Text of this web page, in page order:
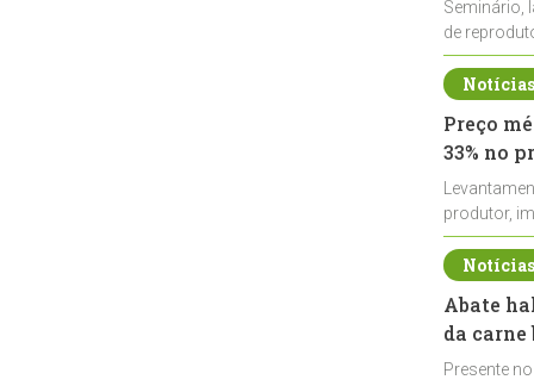
Seminário,
de
durante a
Preço
33% no
produtor,
de leite cru
Abate
da
Presente